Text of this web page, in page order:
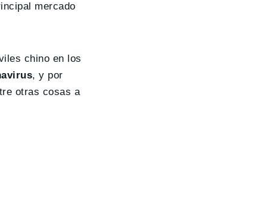
mercado
chino en los
, y por
otras cosas a